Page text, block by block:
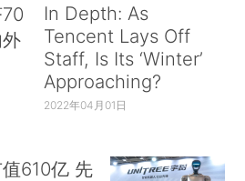
In Depth: As
Tencent Lays Off
Staff, Is Its ‘Winter’
Approaching?
2022年04月01日
610亿 先